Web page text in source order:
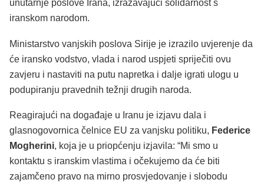
unutarnje poslove Irana, izražavajući solidarnost s
iranskom narodom.
Ministarstvo vanjskih poslova Sirije je izrazilo uvjerenje da
će iransko vodstvo, vlada i narod uspjeti spriječiti ovu
zavjeru i nastaviti na putu napretka i dalje igrati ulogu u
podupiranju pravednih težnji drugih naroda.
Reagirajući na događaje u Iranu je izjavu dala i
glasnogovornica čelnice EU za vanjsku politiku, Federice
Mogherini, koja je u priopćenju izjavila: “Mi smo u
kontaktu s iranskim vlastima i očekujemo da će biti
zajamčeno pravo na mirno prosvjedovanje i slobodu